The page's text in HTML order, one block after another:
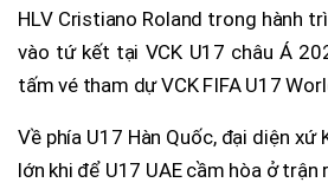
HLV Cristiano Roland trong hành
vào tứ kết tại VCK U17 châu Á
tấm vé tham dự VCK FIFA U17
Về phía U17 Hàn Quốc, đại diện xứ
lớn khi để U17 UAE cầm hòa ở trận